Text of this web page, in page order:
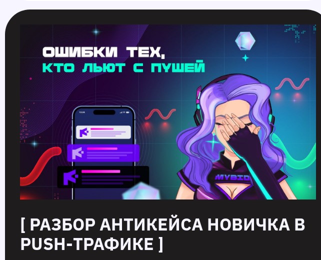
[ РАЗБОР АНТИКЕЙСА НОВИЧКА В
PUSH-ТРАФИКЕ ]